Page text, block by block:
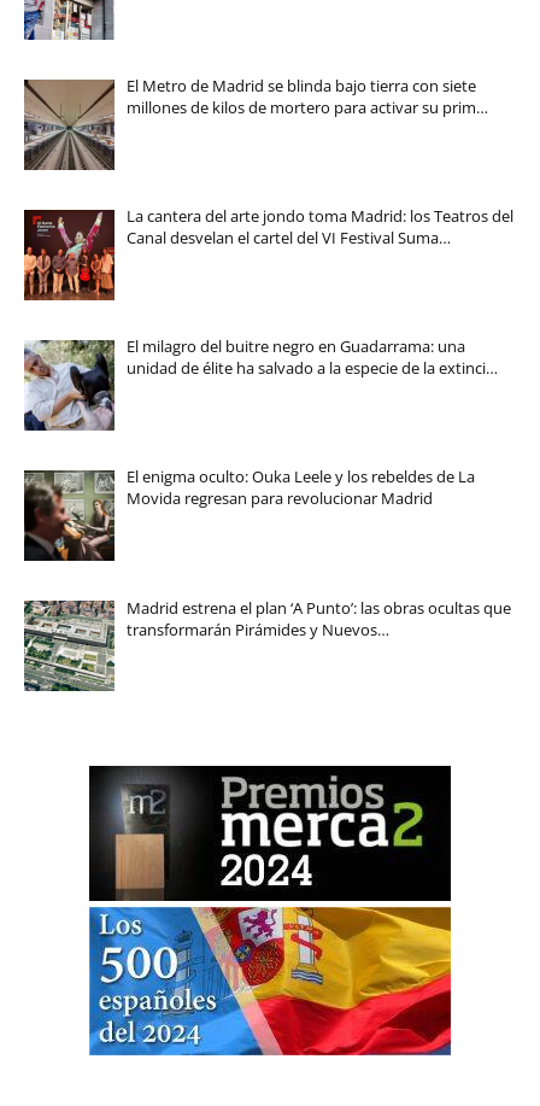
El Metro de Madrid se blinda bajo tierra con siete
millones de kilos de mortero para activar su prim…
La cantera del arte jondo toma Madrid: los Teatros del
Canal desvelan el cartel del VI Festival Suma…
El milagro del buitre negro en Guadarrama: una
unidad de élite ha salvado a la especie de la extinci…
El enigma oculto: Ouka Leele y los rebeldes de La
Movida regresan para revolucionar Madrid
Madrid estrena el plan ‘A Punto’: las obras ocultas que
transformarán Pirámides y Nuevos…